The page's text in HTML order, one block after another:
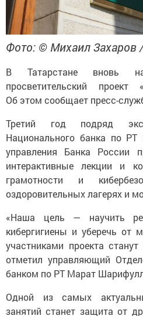
Фото: © Михаил Захаров
В Татарстане вновь
просветительский проект
Об этом сообщает пресс-
Третий год подряд
Национального банка по РТ
управления Банка России
интерактивные лекции и
грамотности и
оздоровительных лагерях и
«Наша цель — научить
кибергигиены и уберечь от
участниками проекта
отметил управляющий
банком по РТ Марат
Одной из самых
занятий станет защита от